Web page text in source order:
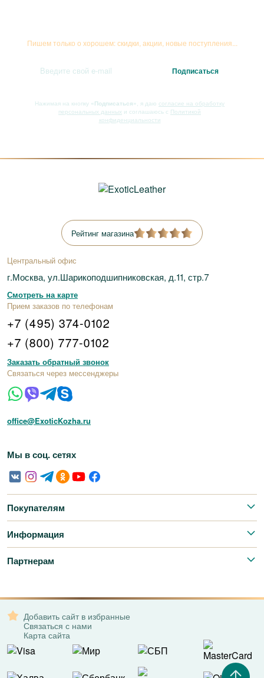
Пишем только о хорошем: скидки, акции, новые поступления...
Нажимая на кнопку «Подписаться» , я даю согласие на обработку
персональных данных и соглашаюсь с Политикой
конфиденциальности
Рейтинг магазина
Центральный офис
г.Москва, ул.Шарикоподшипниковская, д.11, стр.7
Смотреть на карте
Прием заказов по телефонам
+7 (495) 374-0102
+7 (800) 777-0102
Заказать обратный звонок
Связаться через мессенджеры
office@ExoticKozha.ru
Мы в соц. сетях
Покупателям
Информация
Партнерам
Добавить сайт в избранные
Связаться с нами
Карта сайта